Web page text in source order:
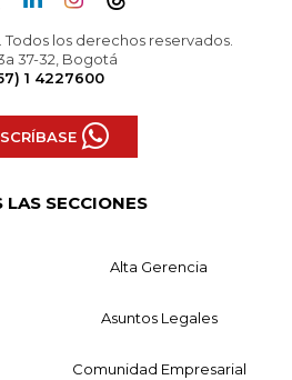
Todos los derechos reservados.
37-32, Bogotá
1 4227600
LAS SECCIONES
Alta Gerencia
Asuntos Legales
Comunidad Empresarial